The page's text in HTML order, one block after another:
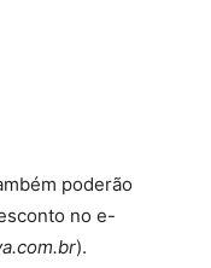
poderão
no e-
).